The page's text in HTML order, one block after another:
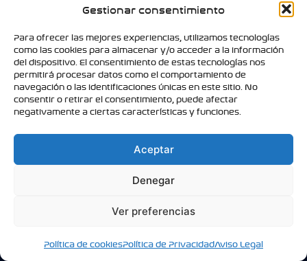
Gestionar consentimiento
Para ofrecer las mejores experiencias, utilizamos tecnologías
como las cookies para almacenar y/o acceder a la información
del dispositivo. El consentimiento de estas tecnologías nos
permitirá procesar datos como el comportamiento de
navegación o las identificaciones únicas en este sitio. No
consentir o retirar el consentimiento, puede afectar
negativamente a ciertas características y funciones.
Aceptar
Denegar
Ver preferencias
Política de cookiesPolítica de PrivacidadAviso Legal